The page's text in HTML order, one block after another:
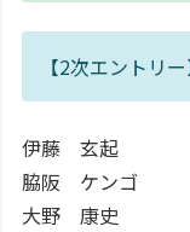
【2次エントリー
伊藤 玄起
脇阪 ケンゴ
大野 康史